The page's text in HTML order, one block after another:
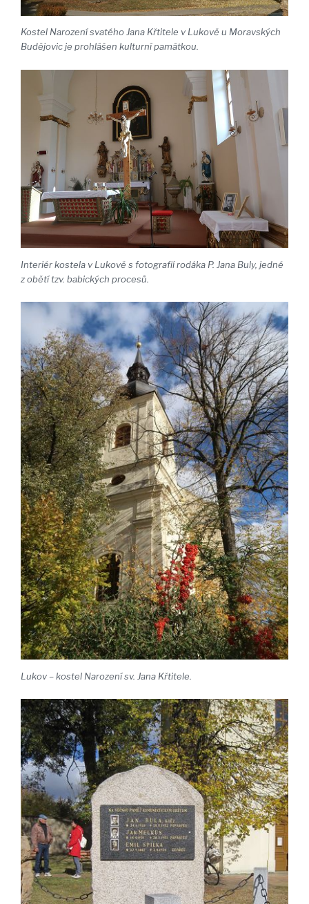
Kostel Narození svatého Jana Křtitele v Lukově u Moravských
Budějovic je prohlášen kulturní památkou.
Interiér kostela v Lukově s fotografií rodáka P. Jana Buly, jedné
z obětí tzv. babických procesů.
Lukov – kostel Narození sv. Jana Křtitele.